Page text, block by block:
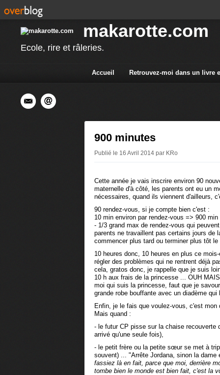
makarotte.com
Ecole, rire et râleries.
Accueil Retrouvez-moi dans un livre
900 minutes
Publié le 16 Avril 2014 par KRo
Cette année je vais inscrire environ 90
maternelle d'à côté, les parents ont eu un
nécessaires, quand ils viennent d'ailleurs,
90 rendez-vous, si je compte bien c'est :
10 min environ par rendez-vous => 900 min
- 1/3 grand max de rendez-vous qui
parents ne travaillent pas certains jours de
commencer plus tard ou terminer plus tôt
10 heures donc, 10 heures en plus ce
régler des problèmes qui ne rentrent déjà
cela, gratos donc, je rappelle que je suis
10 h aux frais de la princesse ... OUH
moi qui suis la princesse, faut que je
grande robe bouffante avec un diadème
Enfin, je le fais que voulez-vous, c'est
Mais quand :
- le futur CP pisse sur la chaise recouverte
arrivé qu'une seule fois),
- le petit frère ou la petite sœur se met à
souvent) ... "Arrête Jordana, sinon la dame
fassiez là en fait, parce que moi, derrière
tombe bien le monde est bien fait, c'est la